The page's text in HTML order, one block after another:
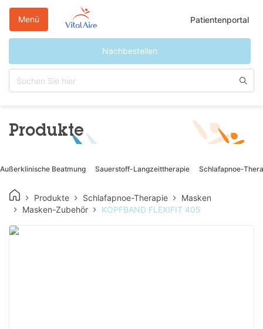
Patientenportal
Nachbestellen
Menü
Produkte
Außerklinische Beatmung Sauerstoff-Langzeittherapie Schlafapnoe-
Produkte Schlafapnoe-Therapie
Masken
Masken-Zubehör
KOPFBAND FLEXIFIT 405